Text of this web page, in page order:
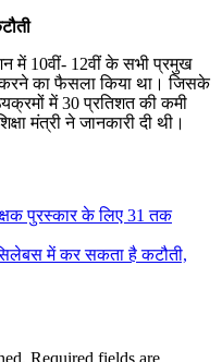
10वीं- 12वीं के सभी प्रमुख
का फैसला किया था। जिसके
में 30 प्रतिशत की कमी
मंत्री ने जानकारी दी थी।
पुरस्कार के लिए 31 तक
में कर सकता है कटौती,
Required fields are